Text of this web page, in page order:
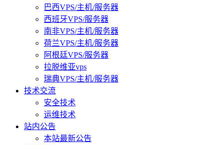
巴西VPS/主机/服务器
西班牙VPS/服务器
南非VPS/主机/服务器
荷兰VPS/主机/服务器
阿根廷VPS/服务器
拉脱维亚vps
瑞典VPS/主机/服务器
技术交流
安全技术
运维技术
站内公告
本站最新公告